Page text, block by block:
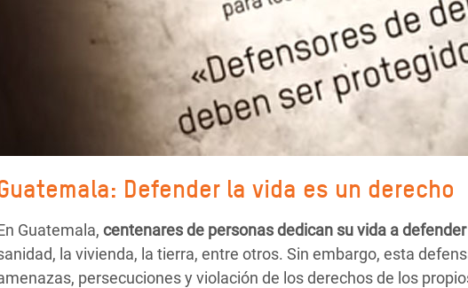
Defender la vida es un derecho
Guatemala, centenares de personas dedican su vida a
la vivienda, la tierra, entre otros. Sin embargo, esta
persecuciones y violación de los derechos de los